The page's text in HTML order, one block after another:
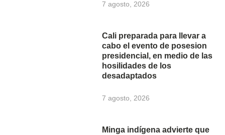
7 agosto, 2026
Cali preparada para llevar a
cabo el evento de posesion
presidencial, en medio de las
hosilidades de los
desadaptados
7 agosto, 2026
Minga indígena advierte que